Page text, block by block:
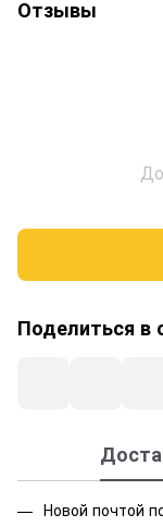
Отзывы
Поделиться в
Новой почтой